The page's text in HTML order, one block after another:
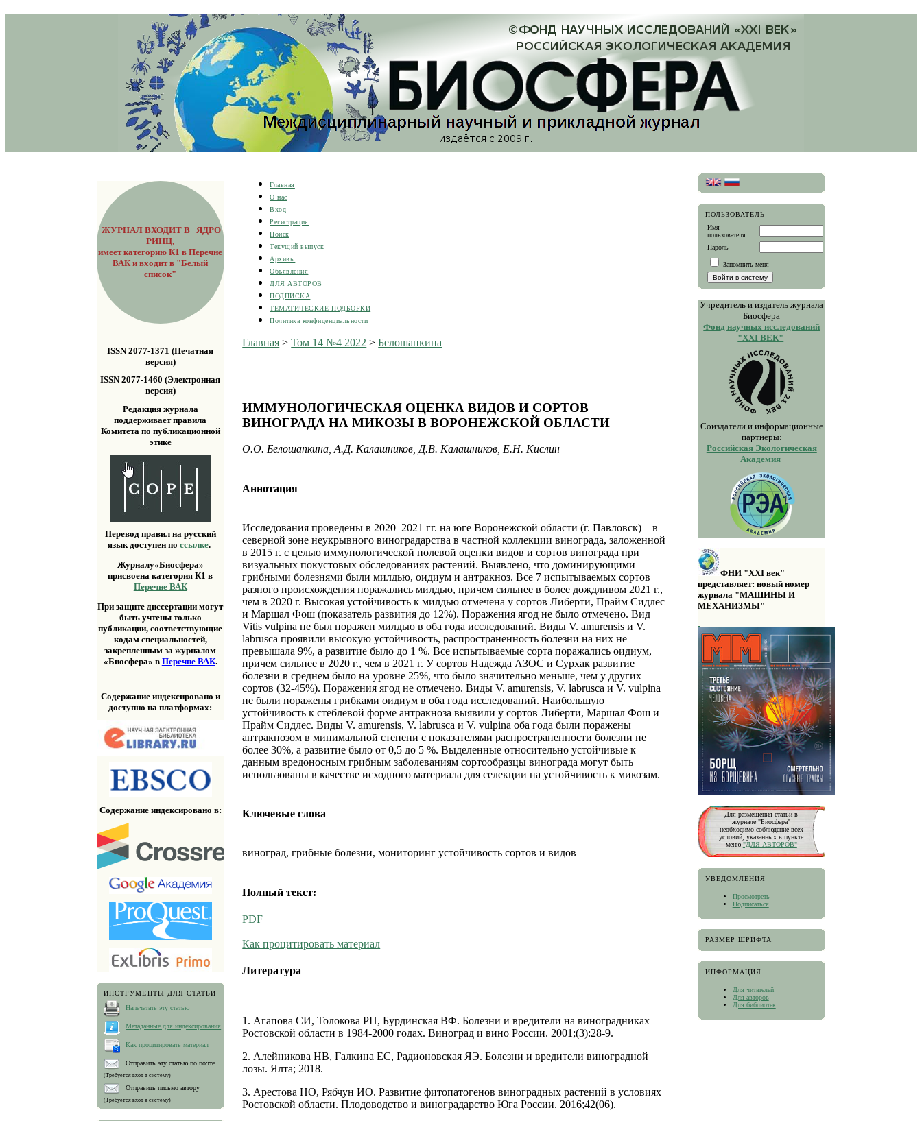
ЖУРНАЛ ВХОДИТ В ЯДРО
РИНЦ,
имеет категорию К1 в Перечне
ВАК и входит в "Белый
список"
ISSN 2077-1371 (Печатная
версия)
ISSN 2077-1460 (Электронная
версия)
Редакция журнала
поддерживает правила
Комитета по публикационной
этике
Перевод правил на русский
язык доступен поссылке.
Журналу«Биосфера»
присвоена категория К1 в
Перечне ВАК
При защите диссертации могут
быть учтены только
публикации, соответствующие
кодам специальностей,
закрепленным за журналом
«Биосфера» в Перечне ВАК.
Содержание индексировано и
доступно на платформах:
Содержание индексировано в:
ИНСТРУМЕНТЫ ДЛЯ СТАТЬИ
Напечатать эту статью
Метаданные для индексирования
Как процитировать материал
Отправить эту статью по почте
(Требуется вход в систему)
Отправить письмо автору
(Требуется вход в систему)
ПОЛЬЗОВАТЕЛЬ
Имя
пользователя
Пароль
Запомнить меня
Учредитель и издатель журнала
Биосфера
Фонд научных исследований
"XXI ВЕК"
Соиздатели и информационные
партнеры:
Российская Экологическая
Академия
ФНИ "XXI век"
представляет: новый номер
журнала "МАШИНЫ И
МЕХАНИЗМЫ"
Для размещения статьи в
журнале "Биосфера"
необходимо соблюдение всех
условий, указанных в пункте
меню "ДЛЯ АВТОРОВ"
УВЕДОМЛЕНИЯ
Просмотреть
Подписаться
РАЗМЕР ШРИФТА
ИНФОРМАЦИЯ
Для читателей
Для авторов
Для библиотек
Главная
О нас
Вход
Регистрация
Поиск
Текущий выпуск
Архивы
Объявления
ДЛЯ АВТОРОВ
ПОДПИСКА
ТЕМАТИЧЕСКИЕ ПОДБОРКИ
Политика конфиденциальности
Главная >Том 14 №4 2022 >Белошапкина
ИММУНОЛОГИЧЕСКАЯ ОЦЕНКА ВИДОВ И СОРТОВ
ВИНОГРАДА НА МИКОЗЫ В ВОРОНЕЖСКОЙ ОБЛАСТИ
О.О. Белошапкина, А.Д. Калашников, Д.В. Калашников, Е.Н. Кислин
Аннотация
Исследования проведены в 2020–2021 гг. на юге Воронежской области (г. Павловск) – в
северной зоне неукрывного виноградарства в частной коллекции винограда, заложенной
в 2015 г. с целью иммунологической полевой оценки видов и сортов винограда при
визуальных покустовых обследованиях растений. Выявлено, что доминирующими
грибными болезнями были милдью, оидиум и антракноз. Все 7 испытываемых сортов
разного происхождения поражались милдью, причем сильнее в более дождливом 2021 г.,
чем в 2020 г. Высокая устойчивость к милдью отмечена у сортов Либерти, Прайм Cидлес
и Маршал Фош (показатель развития до 12%). Поражения ягод не было отмечено. Вид
Vitis vulpina не был поражен милдью в оба года исследований. Виды V. аmurensis и V.
labrusca проявили высокую устойчивость, распространенность болезни на них не
превышала 9%, а развитие было до 1 %. Все испытываемые сорта поражались оидиум,
причем сильнее в 2020 г., чем в 2021 г. У сортов Надежда АЗОС и Сурхак развитие
болезни в среднем было на уровне 25%, что было значительно меньше, чем у других
сортов (32-45%). Поражения ягод не отмечено. Виды V. аmurensis, V. labrusca и V. vulpina
не были поражены грибками оидиум в оба года исследований. Наибольшую
устойчивость к стеблевой форме антракноза выявили у сортов Либерти, Маршал Фош и
Прайм Сидлес. Виды V. аmurensis, V. labrusca и V. vulpina оба года были поражены
антракнозом в минимальной степени с показателями распространенности болезни не
более 30%, а развитие было от 0,5 до 5 %. Выделенные относительно устойчивые к
данным вредоносным грибным заболеваниям сортообразцы винограда могут быть
использованы в качестве исходного материала для селекции на устойчивость к микозам.
Ключевые слова
виноград, грибные болезни, мониторинг устойчивость сортов и видов
Полный текст:
PDF
Как процитировать материал
Литература
1. Агапова СИ, Толокова РП, Бурдинская ВФ. Болезни и вредители на виноградниках
Ростовской области в 1984-2000 годах. Виноград и вино России. 2001;(3):28-9.
2. Алейникова НВ, Галкина ЕС, Радионовская ЯЭ. Болезни и вредители виноградной
лозы. Ялта; 2018.
3. Арестова НО, Рябчун ИО. Развитие фитопатогенов виноградных растений в условиях
Ростовской области. Плодоводство и виноградарство Юга России. 2016;42(06).